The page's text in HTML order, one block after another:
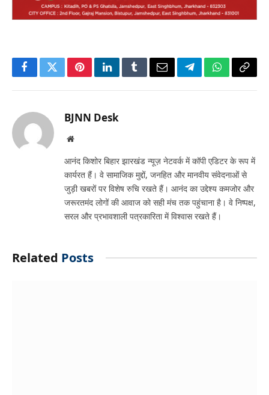
FacebookTwitterPinterestLinkedInTumblrEmailTelegramWhatsApp
Copy
BJNN Desk
Website
आनंद किशोर बिहार झारखंड न्यूज़ नेटवर्क में कॉपी एडिटर के रूप में
कार्यरत हैं। वे सामाजिक मुद्दों, जनहित और मानवीय संवेदनाओं से
जुड़ी खबरों पर विशेष रुचि रखते हैं। आनंद का उद्देश्य कमजोर और
जरूरतमंद लोगों की आवाज को सही मंच तक पहुंचाना है। वे निष्पक्ष,
सरल और प्रभावशाली पत्रकारिता में विश्वास रखते हैं।
Related Posts